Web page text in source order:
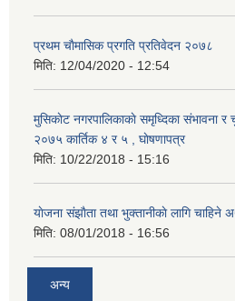
प्रथम चाैमासिक प्रगति प्रतिवेदन २०७८
मिति: 12/04/2020 - 12:54
मुसिकाेट नगरपालिकाकाे समृध्दिका संभावना
२०७५ कार्तिक ४ र ५ , घाेषणापत्र
मिति: 10/22/2018 - 15:16
याेजना संझाैता तथा भुक्तानीकाे लागि
मिति: 08/01/2018 - 16:56
अन्य